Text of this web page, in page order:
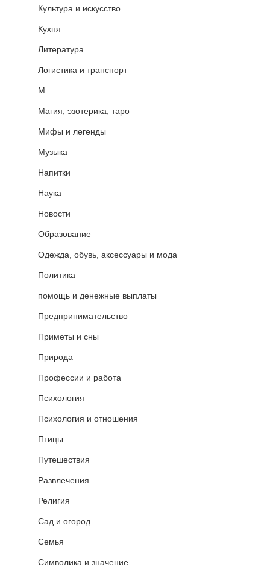
Культура и искусство
Кухня
Литература
Логистика и транспорт
М
Магия, эзотерика, таро
Мифы и легенды
Музыка
Напитки
Наука
Новости
Образование
Одежда, обувь, аксессуары и мода
Политика
помощь и денежные выплаты
Предпринимательство
Приметы и сны
Природа
Профессии и работа
Психология
Психология и отношения
Птицы
Путешествия
Развлечения
Религия
Сад и огород
Семья
Символика и значение